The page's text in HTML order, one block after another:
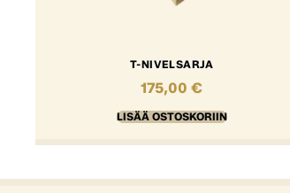
T-NIVELSARJA
175,00€
LISÄÄ OSTOSKORIIN